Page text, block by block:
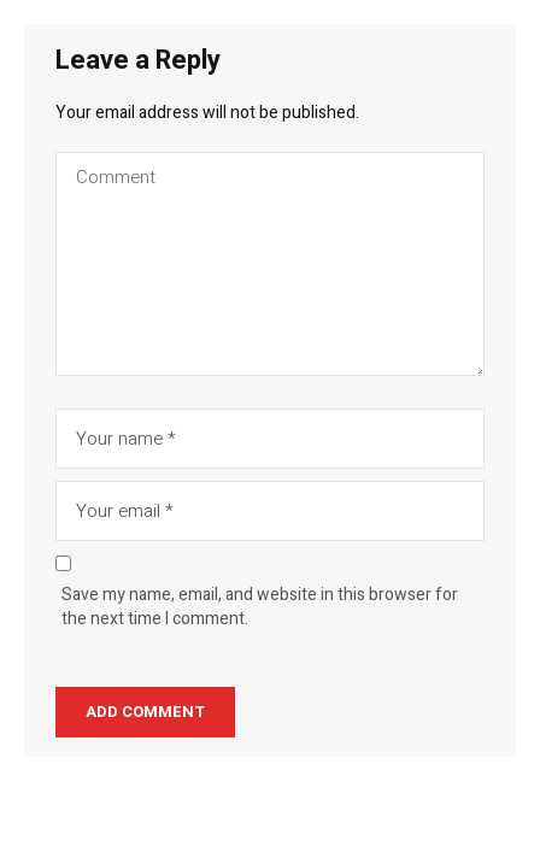
Leave a Reply
Your email address will not be published.
Save my name, email, and website in this browser for
the next time I comment.